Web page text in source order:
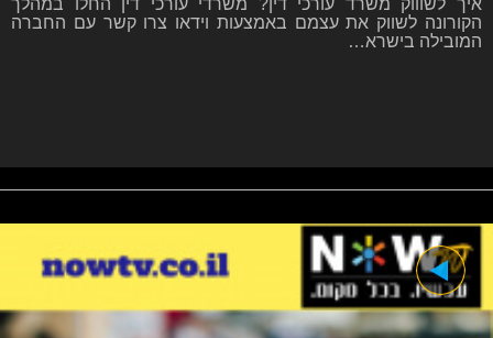
איך לשוווק משרד עורכי דין? משרדי עורכי דין החלו במהלך
הקורונה לשווק את עצמם באמצעות וידאו צרו קשר עם החברה
המובילה בישרא…